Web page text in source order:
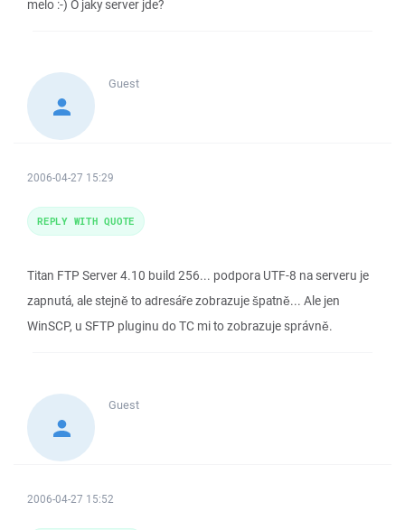
melo :-) O jaky server jde?
Guest
2006-04-27 15:29
Titan FTP Server 4.10 build 256... podpora UTF-8 na serveru je
zapnutá, ale stejně to adresáře zobrazuje špatně... Ale jen
WinSCP, u SFTP pluginu do TC mi to zobrazuje správně.
REPLY WITH QUOTE
Guest
2006-04-27 15:52